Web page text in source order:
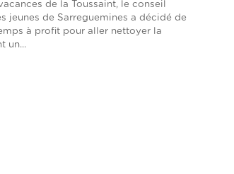
de la Toussaint, le conseil
jeunes de Sarreguemines a décidé de
à profit pour aller nettoyer la
un...